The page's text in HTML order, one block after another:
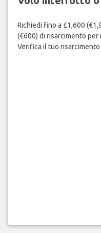
Richiedi fino a £1,600
(€600) di risarcimento
Verifica il tuo